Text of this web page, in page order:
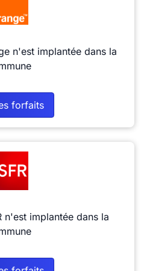
n'est implantée dans la
forfaits
n'est implantée dans la